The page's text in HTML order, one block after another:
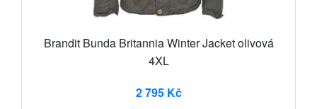
Brandit Bunda Britannia Winter Jacket olivová
4XL
2 795 Kč